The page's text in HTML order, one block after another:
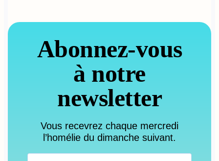
Abonnez-vous
à notre
newsletter
Vous recevrez chaque mercredi
l’homélie du dimanche suivant.